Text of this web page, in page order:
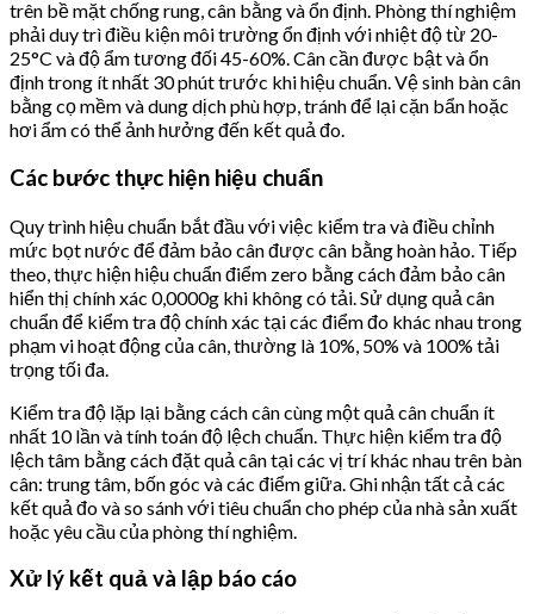
trên bề mặt chống rung, cân bằng và ổn định. Phòng thí nghiệm
phải duy trì điều kiện môi trường ổn định với nhiệt độ từ 20-
25°C và độ ẩm tương đối 45-60%. Cân cần được bật và ổn
định trong ít nhất 30 phút trước khi hiệu chuẩn. Vệ sinh bàn cân
bằng cọ mềm và dung dịch phù hợp, tránh để lại cặn bẩn hoặc
hơi ẩm có thể ảnh hưởng đến kết quả đo.
Các bước thực hiện hiệu chuẩn
Quy trình hiệu chuẩn bắt đầu với việc kiểm tra và điều chỉnh
mức bọt nước để đảm bảo cân được cân bằng hoàn hảo. Tiếp
theo, thực hiện hiệu chuẩn điểm zero bằng cách đảm bảo cân
hiển thị chính xác 0,0000g khi không có tải. Sử dụng quả cân
chuẩn để kiểm tra độ chính xác tại các điểm đo khác nhau trong
phạm vi hoạt động của cân, thường là 10%, 50% và 100% tải
trọng tối đa.
Kiểm tra độ lặp lại bằng cách cân cùng một quả cân chuẩn ít
nhất 10 lần và tính toán độ lệch chuẩn. Thực hiện kiểm tra độ
lệch tâm bằng cách đặt quả cân tại các vị trí khác nhau trên bàn
cân: trung tâm, bốn góc và các điểm giữa. Ghi nhận tất cả các
kết quả đo và so sánh với tiêu chuẩn cho phép của nhà sản xuất
hoặc yêu cầu của phòng thí nghiệm.
Xử lý kết quả và lập báo cáo